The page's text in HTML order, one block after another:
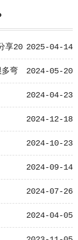
2025-04-14
享20
2024-05-20
多弯
2024-04-23
2024-12-18
2024-10-23
2024-09-14
2024-07-26
2024-04-05